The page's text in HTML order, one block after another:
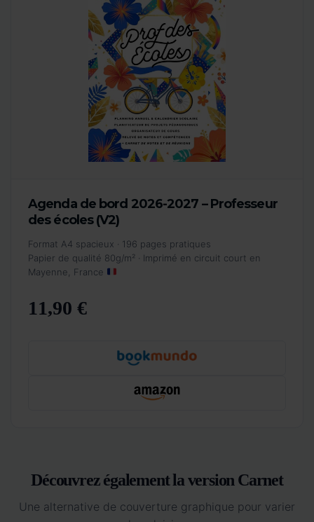
Agenda de bord 2026-2027 – Professeur
des écoles (V2)
Format A4 spacieux · 196 pages pratiques
Papier de qualité 80g/m² · Imprimé en circuit court en
Mayenne, France
11,90 €
Découvrez également la version Carnet
Une alternative de couverture graphique pour varier